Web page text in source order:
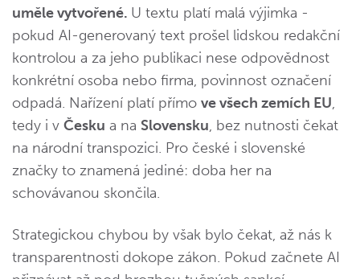
uměle vytvořené. U textu platí malá výjimka -
pokud AI-generovaný text prošel lidskou redakční
kontrolou a za jeho publikaci nese odpovědnost
konkrétní osoba nebo firma, povinnost označení
odpadá. Nařízení platí přímo ve všech zemích EU,
tedy i v Česku a na Slovensku, bez nutnosti čekat
na národní transpozici. Pro české i slovenské
značky to znamená jediné: doba her na
schovávanou skončila.
Strategickou chybou by však bylo čekat, až nás k
transparentnosti dokope zákon. Pokud začnete AI